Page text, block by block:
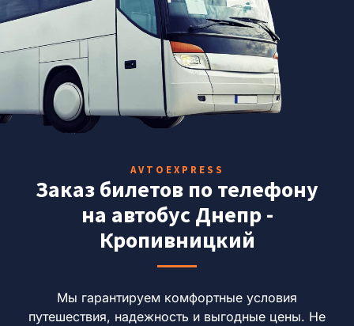
AVTOEXPRESS
Заказ билетов по телефону
на автобус Днепр -
Кропивницкий
Мы гарантируем комфортные условия
путешествия, надежность и выгодные цены. Не